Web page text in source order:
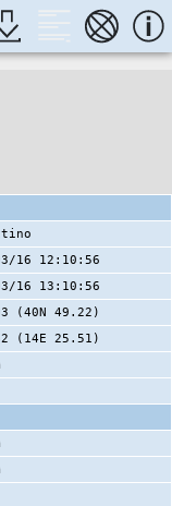
16 12:10:56
16 13:10:56
(40N 49.22)
(14E 25.51)